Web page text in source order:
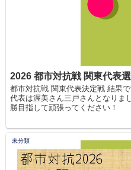
2026 都市対抗戦 関東代表
都市対抗戦 関東代表決定戦 結果
代表は渥美さん三戸さんとなりま
勝目指して頑張ってください！
未分類